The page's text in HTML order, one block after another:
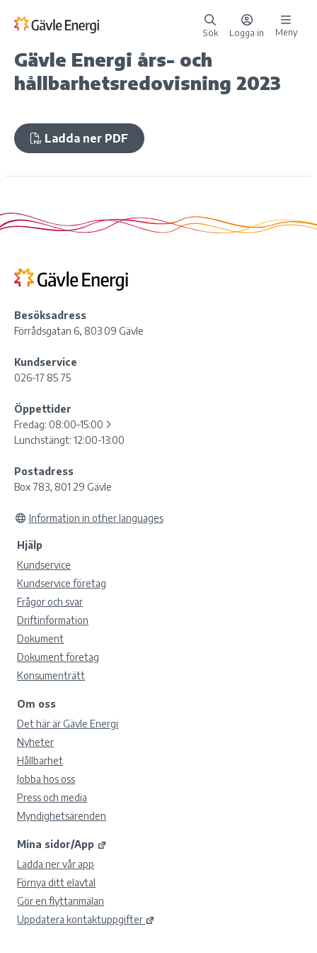
Sök Logga in Meny
Gävle Energi års- och
hållbarhetsredovisning 2023
Ladda ner PDF
Besöksadress
Förrådsgatan 6, 803 09 Gävle
Kundservice
026-17 85 75
Öppettider
Fredag: 08:00–15:00
Lunchstängt: 12:00-13:00
Postadress
Box 783, 801 29 Gävle
Information in other languages
Hjälp
Kundservice
Kundservice företag
Frågor och svar
Driftinformation
Dokument
Dokument företag
Konsumenträtt
Om oss
Det här är Gävle Energi
Nyheter
Hållbarhet
Jobba hos oss
Press och media
Myndighetsärenden
Mina sidor/App
Ladda ner vår app
Förnya ditt elavtal
Gör en flyttanmälan
Uppdatera kontaktuppgifter